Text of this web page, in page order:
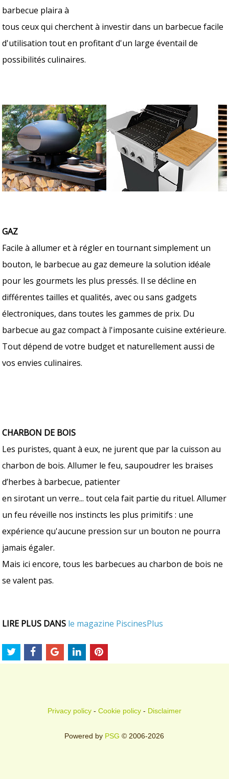
barbecue plaira à
tous ceux qui cherchent à investir dans un barbecue facile
d'utilisation tout en profitant d'un large éventail de
possibilités culinaires.
GAZ
Facile à allumer et à régler en tournant simplement un
bouton, le barbecue au gaz demeure la solution idéale
pour les gourmets les plus pressés. Il se décline en
différentes tailles et qualités, avec ou sans gadgets
électroniques, dans toutes les gammes de prix. Du
barbecue au gaz compact à l'imposante cuisine extérieure.
Tout dépend de votre budget et naturellement aussi de
vos envies culinaires.
CHARBON DE BOIS
Les puristes, quant à eux, ne jurent que par la cuisson au
charbon de bois. Allumer le feu, saupoudrer les braises
d’herbes à barbecue, patienter
en sirotant un verre... tout cela fait partie du rituel. Allumer
un feu réveille nos instincts les plus primitifs : une
expérience qu'aucune pression sur un bouton ne pourra
jamais égaler.
Mais ici encore, tous les barbecues au charbon de bois ne
se valent pas.
LIRE PLUS DANS le magazine PiscinesPlus
Privacy policy- Cookie policy- Disclaimer
Powered by PSG © 2006-2026